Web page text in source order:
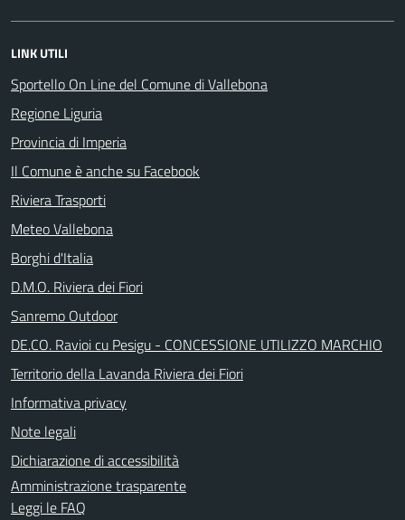
LINK UTILI
Sportello On Line del Comune di Vallebona
Regione Liguria
Provincia di Imperia
Il Comune è anche su Facebook
Riviera Trasporti
Meteo Vallebona
Borghi d'Italia
D.M.O. Riviera dei Fiori
Sanremo Outdoor
DE.CO. Ravioi cu Pesigu - CONCESSIONE UTILIZZO MARCHIO
Territorio della Lavanda Riviera dei Fiori
Informativa privacy
Note legali
Dichiarazione di accessibilità
Amministrazione trasparente
Leggi le FAQ